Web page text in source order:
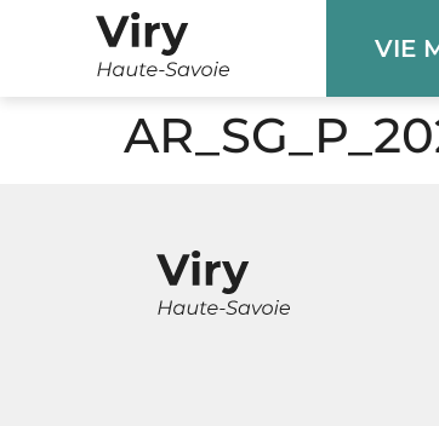
VIE
Panneau de gestion des cookies